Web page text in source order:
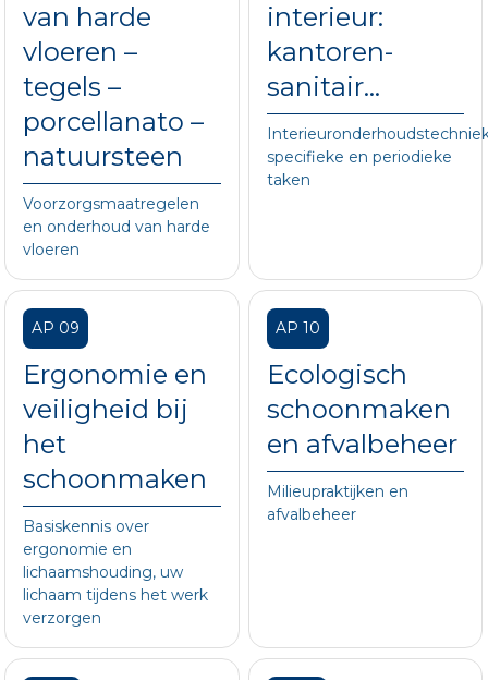
van harde
vloeren –
tegels –
porcellanato –
natuursteen
Voorzorgsmaatregelen
en onderhoud van harde
vloeren
interieur:
kantoren-
sanitair...
specifieke en periodieke
taken
AP 09
Ergonomie en
veiligheid bij
het
schoonmaken
Basiskennis over
ergonomie en
lichaamshouding, uw
lichaam tijdens het werk
verzorgen
AP 10
Ecologisch
schoonmaken
en afvalbeheer
Milieupraktijken en
afvalbeheer